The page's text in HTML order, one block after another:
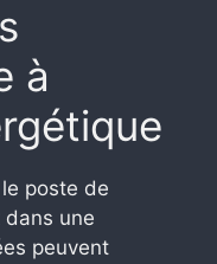
à
poste de
une
peuvent